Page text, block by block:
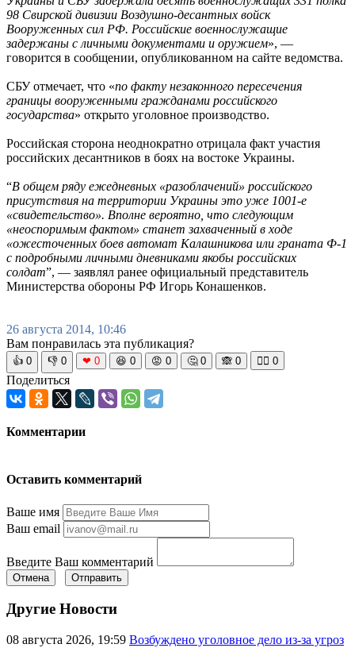
98 Свирской дивизии Воздушно-десантных войск
Вооруженных сил РФ. Российские военнослужащие
задержаны с личными документами и оружием», —
говорится в сообщении, опубликованном на сайте ведомства.
СБУ отмечает, что «по факту незаконного пересечения
границы вооруженными гражданами российского
государства» открыто уголовное производство.
Российская сторона неоднократно отрицала факт участия
российских десантников в боях на востоке Украины.
“В общем ряду ежедневных «разоблачений» российского
присутствия на территории Украины это уже 1001-е
«свидетельство». Вполне вероятно, что следующим
«неоспоримым фактом» станет захваченный в ходе
«ожесточенных боев автомат Калашникова или граната Ф-1
с подробными личными дневниками якобы российских
солдат”, — заявлял ранее официальный представитель
Министерства обороны РФ Игорь Конашенков.
26 августа 2014, 10:46
Вам понравилась эта публикация?
👍 0 👎 0 ❤ 0 😆 0 😡 0 🤔 0 🙈 0 🧘‍♀️ 0
Поделиться
Комментарии
Оставить комментарий
Ваше имя
Ваш email
Введите Ваш комментарий
Отмена Отправить
Другие Новости
08 августа 2026, 19:59 Возбуждено уголовное дело из-за угроз